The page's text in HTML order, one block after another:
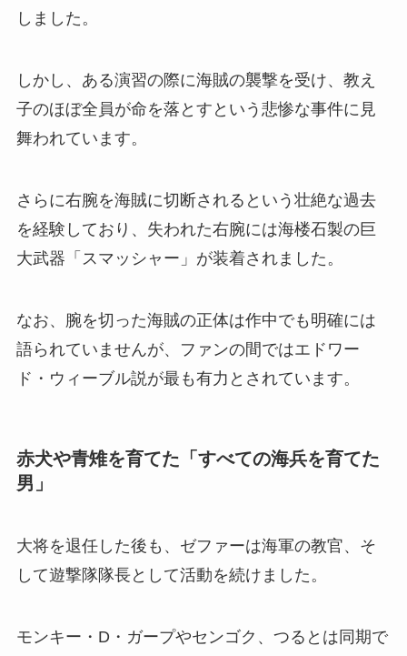
しました。
しかし、ある演習の際に海賊の襲撃を受け、教え
子のほぼ全員が命を落とすという悲惨な事件に見
舞われています。
さらに右腕を海賊に切断されるという壮絶な過去
を経験しており、失われた右腕には海楼石製の巨
大武器「スマッシャー」が装着されました。
なお、腕を切った海賊の正体は作中でも明確には
語られていませんが、ファンの間ではエドワー
ド・ウィーブル説が最も有力とされています。
赤犬や青雉を育てた「すべての海兵を育てた
男」
大将を退任した後も、ゼファーは海軍の教官、そ
して遊撃隊隊長として活動を続けました。
モンキー・D・ガープやセンゴク、つるとは同期で